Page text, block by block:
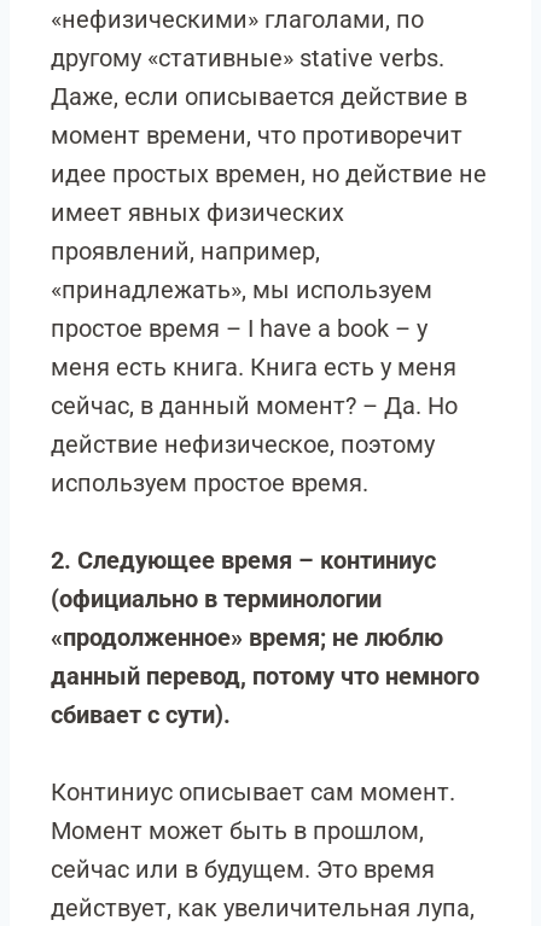
«нефизическими» глаголами, по
другому «стативные» stative verbs.
Даже, если описывается действие в
момент времени, что противоречит
идее простых времен, но действие не
имеет явных физических
проявлений, например,
«принадлежать», мы используем
простое время – I have a book – у
меня есть книга. Книга есть у меня
сейчас, в данный момент? – Да. Но
действие нефизическое, поэтому
используем простое время.
2. Следующее время – континиус
(официально в терминологии
«продолженное» время; не люблю
данный перевод, потому что немного
сбивает с сути).
Континиус описывает сам момент.
Момент может быть в прошлом,
сейчас или в будущем. Это время
действует, как увеличительная лупа,